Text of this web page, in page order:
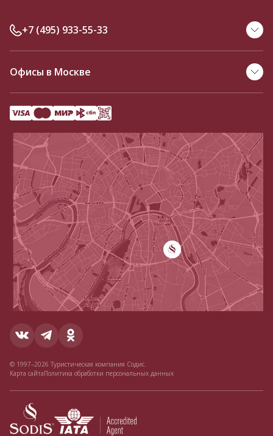
+7 (495) 933-55-33
Офисы в Москве
© 1997–2026 Туристическая компания Содис.
Карта сайтаПолитика обработки персональных данных